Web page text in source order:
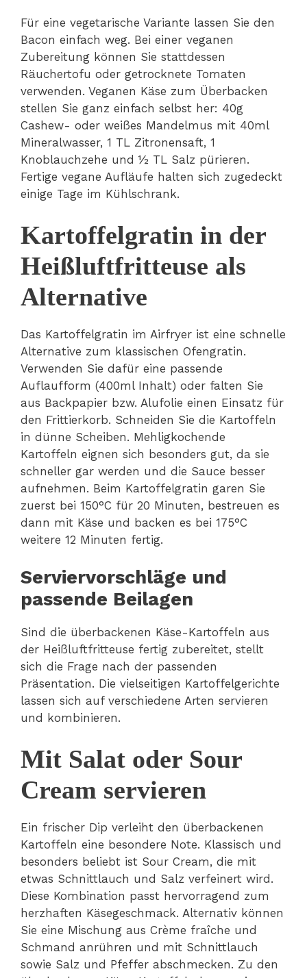
Für eine vegetarische Variante lassen Sie den
Bacon einfach weg. Bei einer veganen
Zubereitung können Sie stattdessen
Räuchertofu oder getrocknete Tomaten
verwenden. Veganen Käse zum Überbacken
stellen Sie ganz einfach selbst her: 40g
Cashew- oder weißes Mandelmus mit 40ml
Mineralwasser, 1 TL Zitronensaft, 1
Knoblauchzehe und ½ TL Salz pürieren.
Fertige vegane Aufläufe halten sich zugedeckt
einige Tage im Kühlschrank.
Kartoffelgratin in der
Heißluftfritteuse als
Alternative
Das Kartoffelgratin im Airfryer ist eine schnelle
Alternative zum klassischen Ofengratin.
Verwenden Sie dafür eine passende
Auflaufform (400ml Inhalt) oder falten Sie
aus Backpapier bzw. Alufolie einen Einsatz für
den Frittierkorb. Schneiden Sie die Kartoffeln
in dünne Scheiben. Mehligkochende
Kartoffeln eignen sich besonders gut, da sie
schneller gar werden und die Sauce besser
aufnehmen. Beim Kartoffelgratin garen Sie
zuerst bei 150°C für 20 Minuten, bestreuen es
dann mit Käse und backen es bei 175°C
weitere 12 Minuten fertig.
Serviervorschläge und
passende Beilagen
Sind die überbackenen Käse-Kartoffeln aus
der Heißluftfritteuse fertig zubereitet, stellt
sich die Frage nach der passenden
Präsentation. Die vielseitigen Kartoffelgerichte
lassen sich auf verschiedene Arten servieren
und kombinieren.
Mit Salat oder Sour
Cream servieren
Ein frischer Dip verleiht den überbackenen
Kartoffeln eine besondere Note. Klassisch und
besonders beliebt ist Sour Cream, die mit
etwas Schnittlauch und Salz verfeinert wird.
Diese Kombination passt hervorragend zum
herzhaften Käsegeschmack. Alternativ können
Sie eine Mischung aus Crème fraîche und
Schmand anrühren und mit Schnittlauch
sowie Salz und Pfeffer abschmecken. Zu den